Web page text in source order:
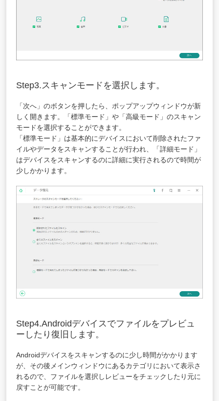
Step3.スキャンモードを選択します。
「次へ」のボタンを押したら、ポップアップウィンドウが新
しく開きます。「標準モード」や「高級モード」のスキャン
モードを選択することができます。
「標準モード」は基本的にデバイスにおいて削除されたファ
イルやデータをスキャンすることが行われ、「詳細モード」
はデバイスをスキャンするのに詳細に実行されるので時間が
少しかかります。
Step4.Androidデバイスでファイルをプレビュ
ーしたり復旧します。
Androidデバイスをスキャンするのに少し時間がかかります
が、その後メインウィンドウにあるカテゴリにおいて表示さ
れるので、ファイルを選択しレビューをチェックしたり元に
戻すことが可能です。